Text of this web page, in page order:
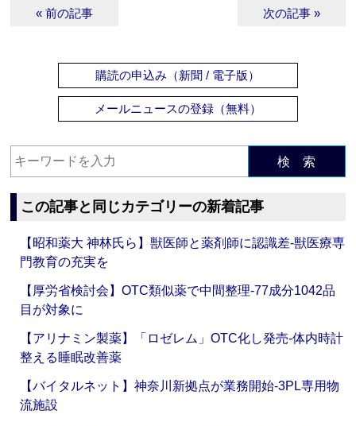
« 前の記事 次の記事 »
購読の申込み（新聞 / 電子版）
メールニュースの登録（無料）
検 索
この記事と同じカテゴリーの新着記事
【昭和薬大 神林氏ら】獣医師と薬剤師に認識差‐獣医療専
門教育の充実を
【厚労省検討会】OTC類似薬で中間整理‐77成分1042品
目が対象に
【アリナミン製薬】「ロゼレム」OTC化し発売‐体内時計
整える睡眠改善薬
【バイタルネット】神奈川新拠点が業務開始‐3PL専用物
流施設